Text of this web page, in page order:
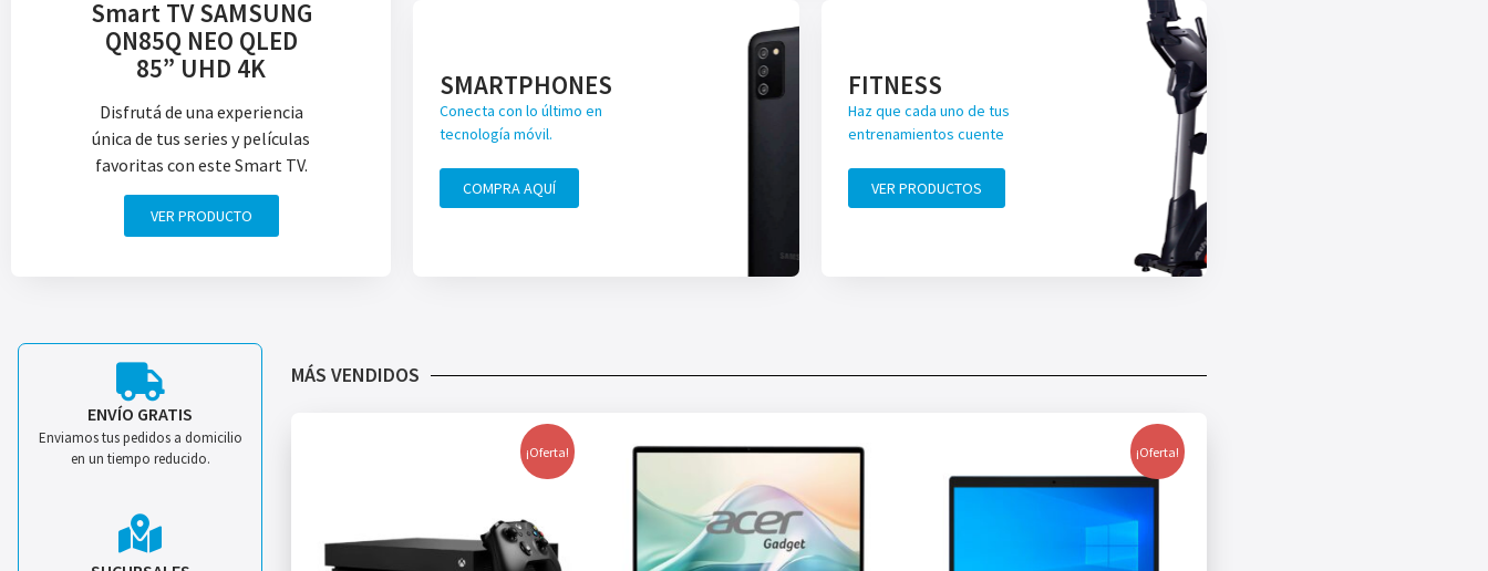
Smart TV SAMSUNG
QN85Q NEO QLED
85” UHD 4K
Disfrutá de una experiencia
única de tus series y películas
favoritas con este Smart TV.
VER PRODUCTO
SMARTPHONES
Conecta con lo último en
tecnología móvil.
COMPRA AQUÍ
FITNESS
Haz que cada uno de tus
entrenamientos cuente
VER PRODUCTOS
ENVÍO GRATIS
Enviamos tus pedidos a domicilio
en un tiempo reducido.
MÁS VENDIDOS
¡Oferta! ¡Oferta!